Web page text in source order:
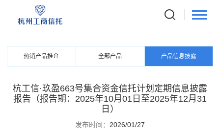
信托产品
热销产品推介 全部产品 产品信息披露
杭工信·玖盈663号集合资金信托计划定期信息披露
报告（报告期：2025年10月01日至2025年12月31
日）
发布时间： 2026/01/27